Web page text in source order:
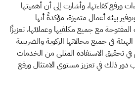
ورفع كفاءتها، وأشارت إلى أن أهميتها
بيئة أعمال متميزة، مؤكدةً أنها
مع جميع مكلفيها وعملائها، تعزيزًا
في جميع مجالاتها الزكوية والضريبية
في تحقيق الاستفادة المثلى من الخدمات
دور ذلك في تعزيز مستوى الامتثال ورفع